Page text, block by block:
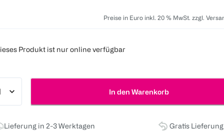
Preise in Euro inkl. 20 % MwSt. zzgl.
Produkt ist nur online verfügbar
In den Warenkorb
Lieferung in 2-3 Werktagen Gratis